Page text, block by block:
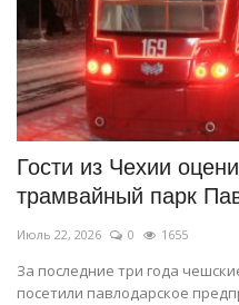
Гости из Чехии
трамвайный парк
Июль 22, 2026 0 1655
За последние три года
посетили павлодарское